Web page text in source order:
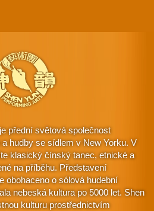
přední světová společnost
hudby se sídlem v New Yorku. V
klasický čínský tanec, etnické a
na příběhu. Představení
obohaceno o sólová hudební
nebeská kultura po 5000 let. Shen
kulturu prostřednictvím